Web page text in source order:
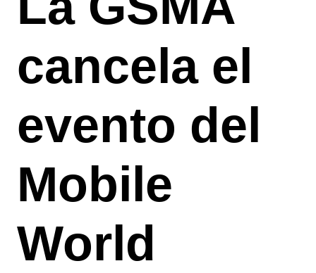
cancela el
evento del
Mobile
World